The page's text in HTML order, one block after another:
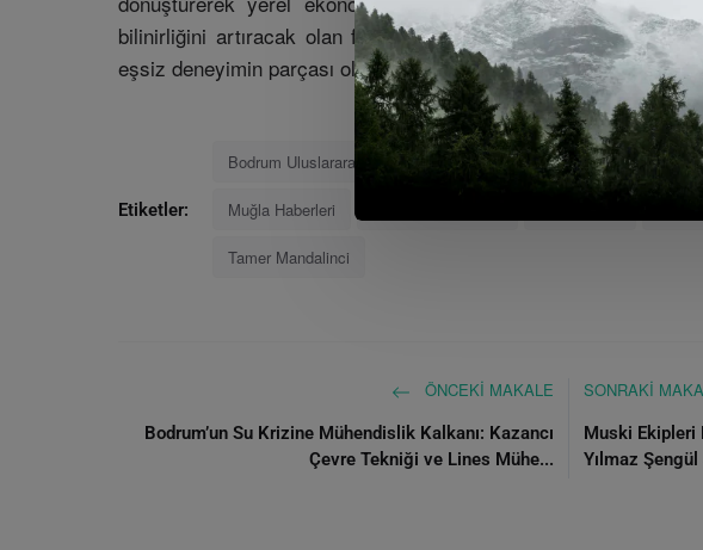
bilinirliğini artıracak olan festival, 2-7 Haziran tarihleri
eşsiz deneyimin parçası olmaya davet ediyor.
Etiketler:
Bodrum Uluslararası Film Festivali Biff 2026 Yaşayan Set
Muğla Haberleri
Tamer Mandalinci
ÖNCEKI MAKALE
Bodrum’un Su Krizine Mühendislik Kalkanı: Kazancı
Çevre Tekniği ve Lines Mühe...
SONRAKI
Muski Ekipleri
Yılmaz